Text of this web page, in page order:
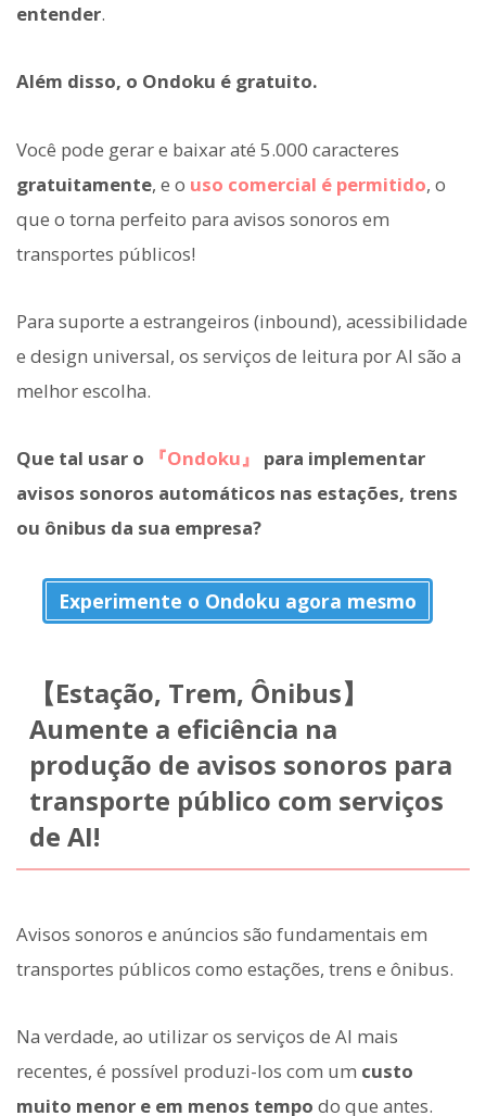
entender.
Além disso, o Ondoku é gratuito.
Você pode gerar e baixar até 5.000 caracteres
gratuitamente, e o uso comercial é permitido, o
que o torna perfeito para avisos sonoros em
transportes públicos!
Para suporte a estrangeiros (inbound), acessibilidade
e design universal, os serviços de leitura por AI são a
melhor escolha.
Que tal usar o 『Ondoku』
para implementar
avisos sonoros automáticos nas estações, trens
ou ônibus da sua empresa?
Experimente o Ondoku agora mesmo
【Estação, Trem, Ônibus】
Aumente a eficiência na
produção de avisos sonoros para
transporte público com serviços
de AI!
Avisos sonoros e anúncios são fundamentais em
transportes públicos como estações, trens e ônibus.
Na verdade, ao utilizar os serviços de AI mais
recentes, é possível produzi-los com um custo
muito menor e em menos tempo do que antes.